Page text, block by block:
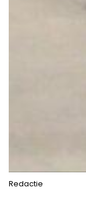
Redactie